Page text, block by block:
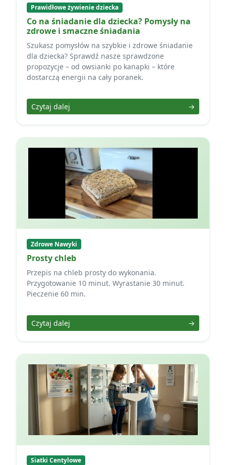
Prawidłowe żywienie dziecka
Co na śniadanie dla dziecka? Pomysły na
zdrowe i smaczne śniadania
Szukasz pomysłów na szybkie i zdrowe śniadanie
dla dziecka? Sprawdź nasze sprawdzone
propozycje – od owsianki po kanapki – które
dostarczą energii na cały poranek.
Czytaj dalej →
Zdrowe Nawyki
Prosty chleb
Przepis na chleb prosty do wykonania.
Przygotowanie 10 minut. Wyrastanie 30 minut.
Pieczenie 60 min.
Czytaj dalej →
Siatki Centylowe